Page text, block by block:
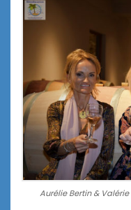
Aurélie Bertin &